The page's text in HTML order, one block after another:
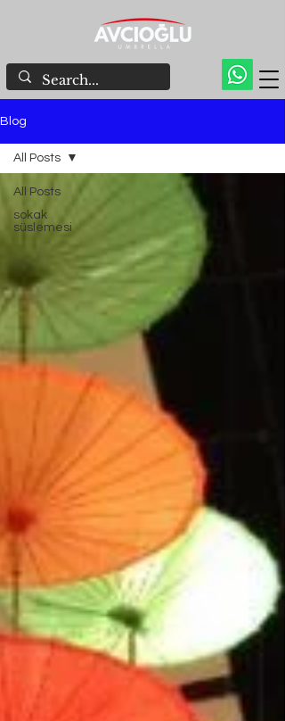
Blog
All Posts
sokak
süslemesi
All Posts